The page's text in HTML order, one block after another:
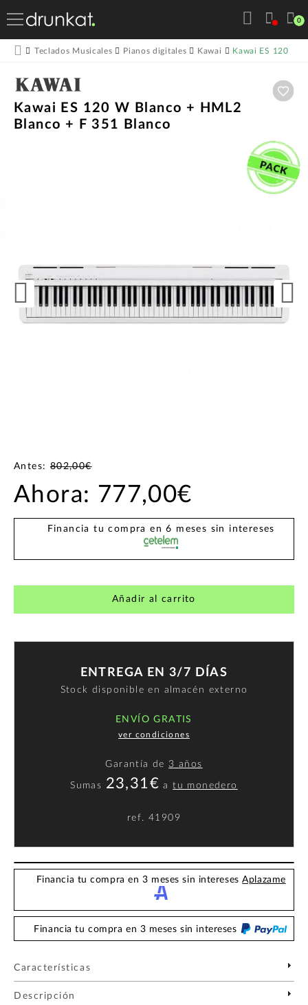
0
Teclados Musicales Pianos digitales Kawai Kawai ES 120 W
Kawai ES 120 W Blanco + HML2
Blanco + F 351 Blanco
Antes:802,00€
Ahora: 777,00€
Financia tu compra en 6 meses sin intereses
Añadir al carrito
ENTREGA EN 3/7 DÍAS
Stock disponible en almacén externo
ENVÍO GRATIS
ver condiciones
Garantía de 3 años
Sumas 23,31€ atu monedero
ref. 41909
Financia tu compra en 3 meses sin interesesAplazame
Financia tu compra en 3 meses sin intereses
Características
Descripción